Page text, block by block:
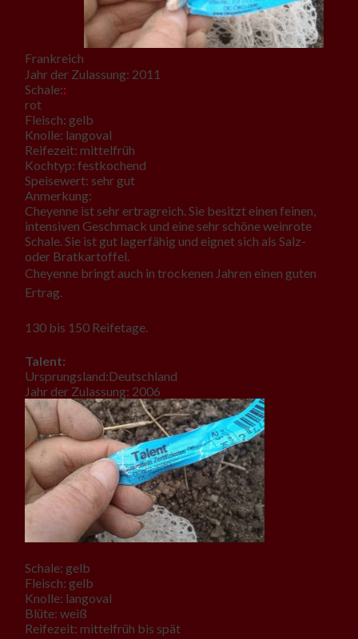
Frankreich
Jahr der Zulassung: 2011
Schale::
rot
Fleisch: gelb
Knolle: langoval
Reifezeit: mittelfrüh
Kochtyp: festkochend
Speisewert: sehr gut
Anmerkung:
Cheyenne ist sehr ertragreich. Sie besitzt einen feinen,
intensiven Geschmack und eine sehr schöne weinrote
Schale. Sie ist gut lagerfähig und eignet sich als Salz-
oder Bratkartoffel.
Cheyenne bringt auch in trockenen Jahren einen guten
Ertrag.
130 bis 150 Reifetage.
Talent:
Ursprungsland:Deutschland
Jahr der Zulassung: 2006
Schale: gelb
Fleisch: gelb
Knolle: langoval
Blüte: weiß
Reifezeit: mittelfrüh bis spät